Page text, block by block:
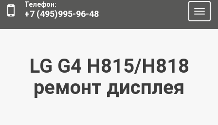
Телефон:
+7 (495)995-96-48
LG G4 H815/H818
ремонт дисплея